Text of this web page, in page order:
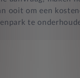
ooit om een
te